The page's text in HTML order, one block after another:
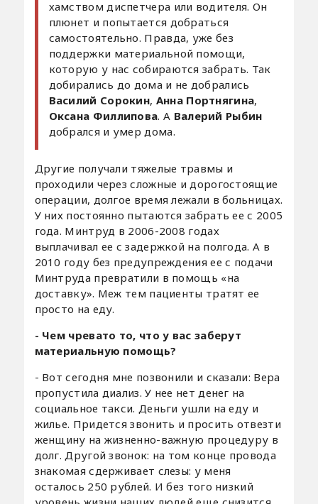
хамством диспетчера или водителя. Он
плюнет и попытается добраться
самостоятельно. Правда, уже без
поддержки материальной помощи,
которую у нас собираются забрать. Так
добирались до дома и не добрались
Василий Сорокин, Анна Портнягина,
Оксана Филлипова. А Валерий Рыбин
добрался и умер дома.
Другие получали тяжелые травмы и
проходили через сложные и дорогостоящие
операции, долгое время лежали в больницах.
У них постоянно пытаются забрать ее с 2005
года. Минтруд в 2006-2008 годах
выплачивал ее с задержкой на полгода. А в
2010 году без предупреждения ее с подачи
Минтруда превратили в помощь «на
доставку». Меж тем пациенты тратят ее
просто на еду.
- Чем чревато то, что у вас заберут
материальную помощь?
- Вот сегодня мне позвонили и сказали: Вера
пропустила диализ. У нее нет денег на
социальное такси. Деньги ушли на еду и
жилье. Придется звонить и просить отвезти
женщину на жизненно-важную процедуру в
долг. Другой звонок: на том конце провода
знакомая сдерживает слезы: у меня
осталось 250 рублей. И без того низкий